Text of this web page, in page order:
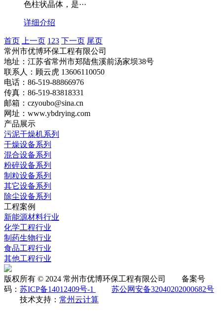
色柱状晶体，是···
详细介绍
首页 上一页 123 下一页 尾页
常州市优博环保工程有限公司
地址：江苏省常州市郑陆焦溪前汤家坝38号
联系人：顾云虎 13606110050
电话：86-519-88866976
传真：86-519-83818331
邮箱：czyoubo@sina.cn
网址：www.ybdrying.com
产品展示
污泥干燥机系列
干燥设备系列
混合设备系列
粉碎设备系列
制粒设备系列
其它设备系列
除尘设备系列
工程案例
新能源材料行业
化学工程行业
制药生物行业
食品工程行业
其他工程行业
版权所有 © 2024 常州市优博环保工程有限公司 备案号
码： 苏ICP备14012409号-1
苏公网安备32040202000682号
技术支持： 常州云计算